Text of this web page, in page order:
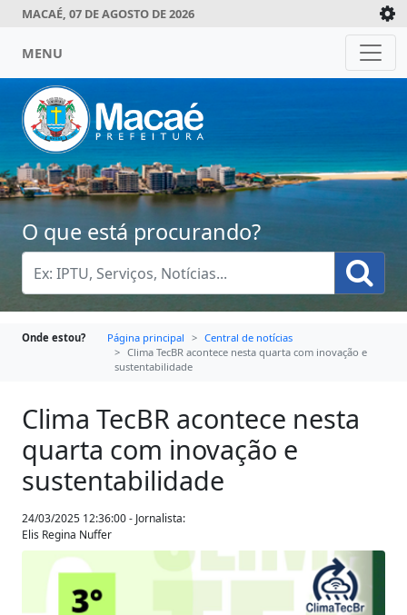
MACAÉ, 07 DE AGOSTO DE 2026
MENU
O que está procurando?
Onde estou? Página principal
Central de notícias
Clima TecBR acontece nesta quarta com inovação e
sustentabilidade
Clima TecBR acontece nesta
quarta com inovação e
sustentabilidade
24/03/2025 12:36:00 - Jornalista:
Elis Regina Nuffer